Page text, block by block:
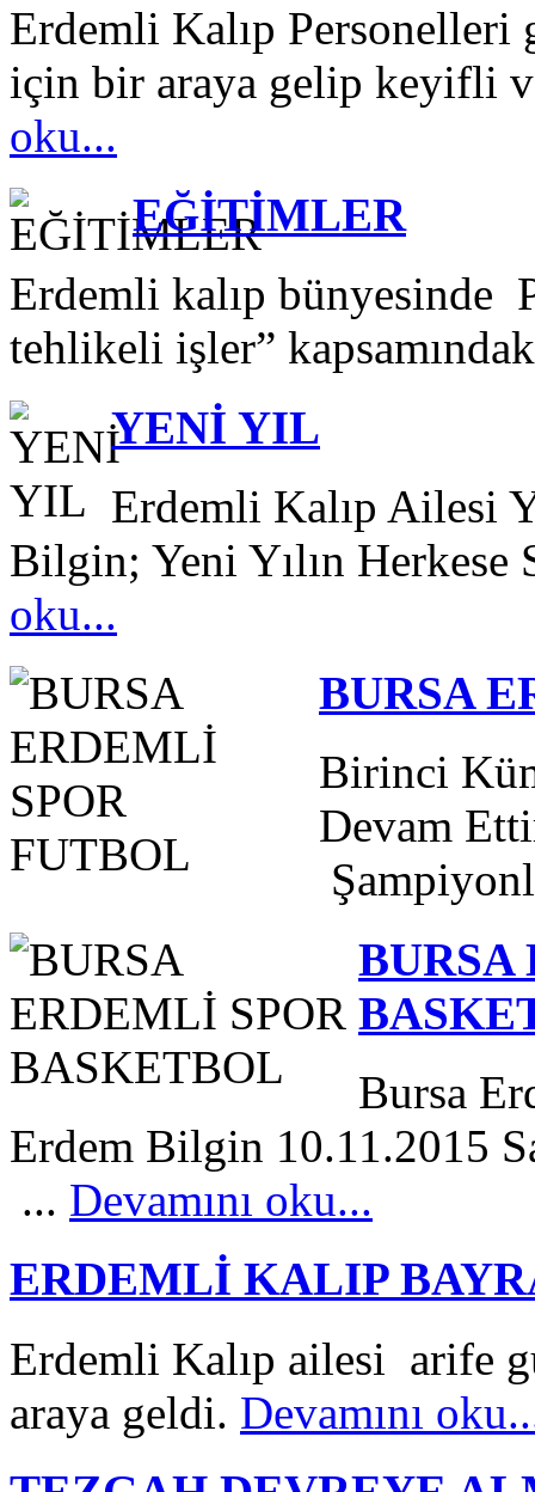
Erdemli Kalıp Personelleri
için bir araya gelip keyifli
oku...
EĞİTİMLER
Erdemli kalıp bünyesinde
tehlikeli işler”
YENİ YIL
Erdemli Kalıp Ailesi
Bilgin; Yeni Yılın
oku...
BURSA
Birinci
Devam
BURSA
Bursa
Erdem Bilgin 10.11.2015
... Devamını oku...
ERDEMLİ KALIP
Erdemli Kalıp ailesi arife
araya geldi. Devamını